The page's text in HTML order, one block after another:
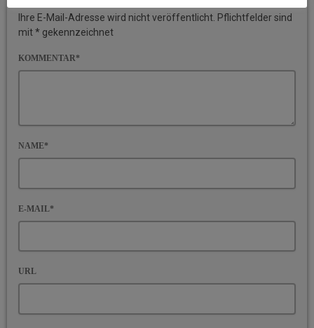
Ihre E-Mail-Adresse wird nicht veröffentlicht. Pflichtfelder sind
mit * gekennzeichnet
KOMMENTAR*
NAME*
E-MAIL*
URL